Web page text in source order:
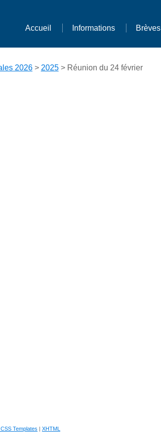
Accueil Informations Brèves
2026> 2025> Réunion du 24 février
Templates | XHTML